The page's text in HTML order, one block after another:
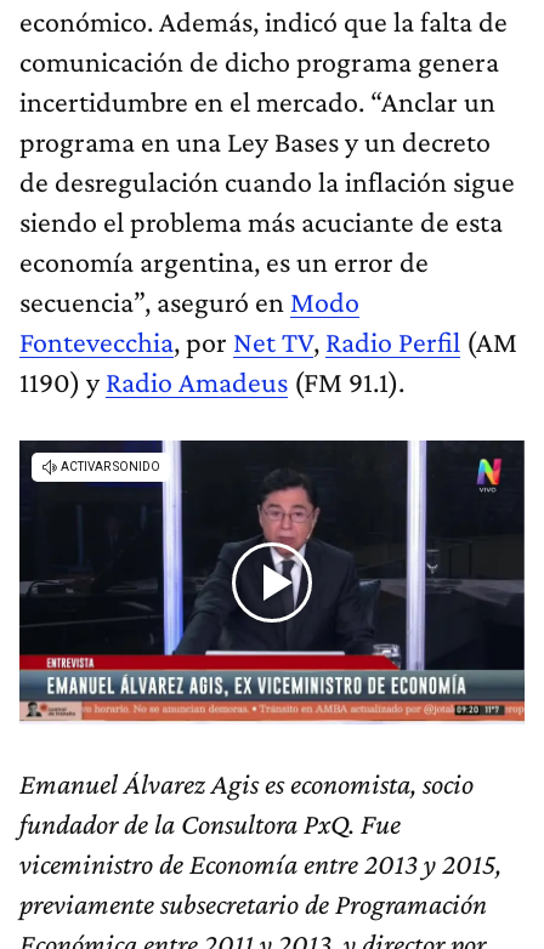
económico. Además, indicó que la falta de
comunicación de dicho programa genera
incertidumbre en el mercado. “Anclar un
programa en una Ley Bases y un decreto
de desregulación cuando la inflación sigue
siendo el problema más acuciante de esta
economía argentina, es un error de
secuencia”, aseguró en Modo
Fontevecchia, por Net TV, Radio Perfil (AM
1190) yRadio Amadeus (FM 91.1).
Emanuel Álvarez Agis es economista, socio
fundador de la Consultora PxQ. Fue
viceministro de Economía entre 2013 y 2015,
previamente subsecretario de Programación